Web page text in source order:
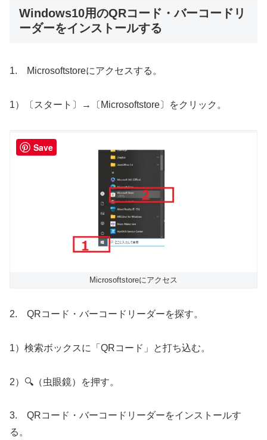
Windows10用のQRコード・バーコードリ
ーダーをインストールする
1. Microsoftstoreにアクセスする。
1）〔スタート〕→〔Microsoftstore〕をクリック。
Microsoftstoreにアクセス
2. QRコード・バーコードリーダーを探す。
1）検索ボックスに「QRコード」と打ち込む。
2）🔍（虫眼鏡）を押す。
3. QRコード・バーコードリーダーをインストールす
る。
Save